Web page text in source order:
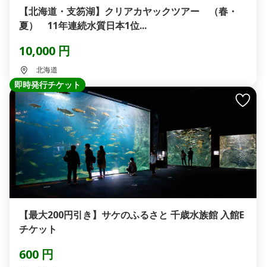
【北海道・支笏湖】クリアカヤックツアー （春・
夏） 11年連続水質日本1位...
10,000 円
北海道
即時発行チケット
【最大200円引き】サケのふるさと 千歳水族館 入館E
チケット
600 円